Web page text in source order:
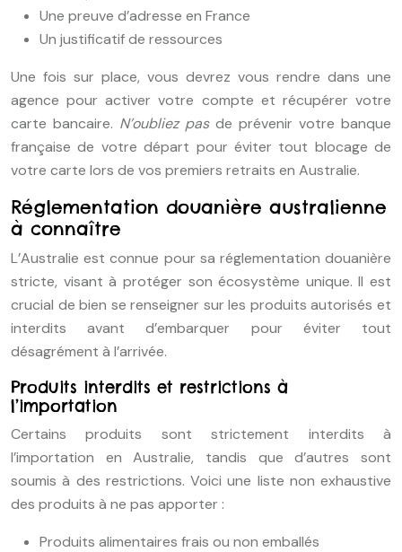
Une preuve d’adresse en France
Un justificatif de ressources
Une fois sur place, vous devrez vous rendre dans une
agence pour activer votre compte et récupérer votre
carte bancaire. N’oubliez pas de prévenir votre banque
française de votre départ pour éviter tout blocage de
votre carte lors de vos premiers retraits en Australie.
Réglementation douanière australienne
à connaître
L’Australie est connue pour sa réglementation douanière
stricte, visant à protéger son écosystème unique. Il est
crucial de bien se renseigner sur les produits autorisés et
interdits avant d’embarquer pour éviter tout
désagrément à l’arrivée.
Produits interdits et restrictions à
l’importation
Certains produits sont strictement interdits à
l’importation en Australie, tandis que d’autres sont
soumis à des restrictions. Voici une liste non exhaustive
des produits à ne pas apporter :
Produits alimentaires frais ou non emballés